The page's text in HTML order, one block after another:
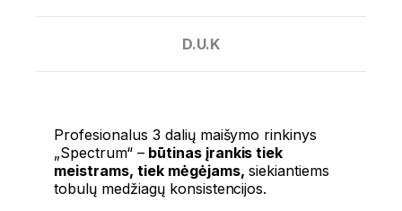
D.U.K
Profesionalus 3 dalių maišymo rinkinys
„Spectrum“–būtinas įrankis tiek
meistrams, tiek mėgėjams, siekiantiems
tobulų medžiagų konsistencijos.